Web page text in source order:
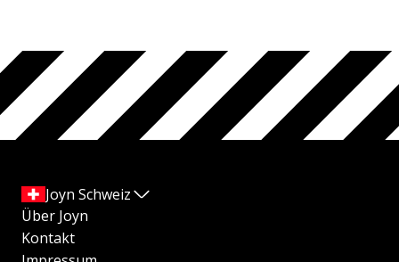
Joyn Schweiz
Über Joyn
Kontakt